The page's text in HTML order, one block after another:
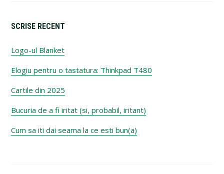
SCRISE RECENT
Logo-ul Blanket
Elogiu pentru o tastatura: Thinkpad T480
Cartile din 2025
Bucuria de a fi iritat (si, probabil, iritant)
Cum sa iti dai seama la ce esti bun(a)